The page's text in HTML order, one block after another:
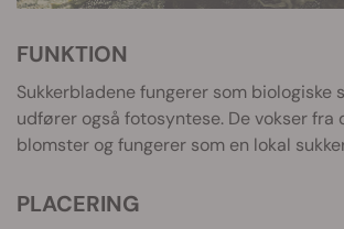
FUNKTION
Sukkerbladene fungerer som biologiske
udfører også fotosyntese. De vokser fra
blomster og fungerer som en lokal
PLACERING